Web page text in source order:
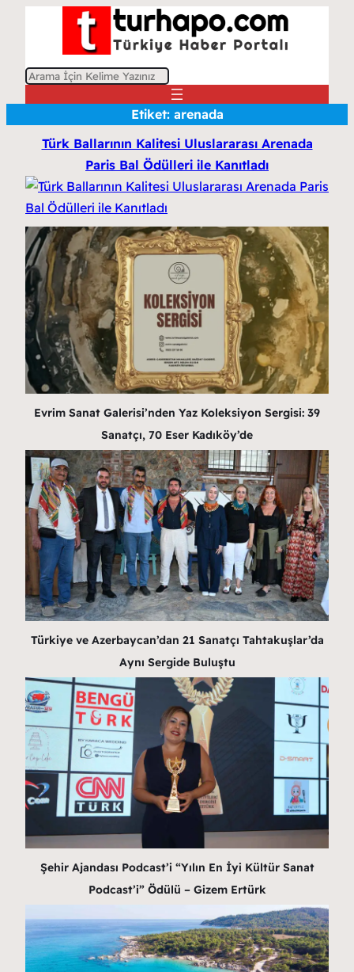
A
Etiket: arenada
Türk Ballarının Kalitesi Uluslararası Arenada
Paris Bal Ödülleri ile Kanıtladı
Evrim Sanat Galerisi’nden Yaz Koleksiyon Sergisi: 39
Sanatçı, 70 Eser Kadıköy’de
Türkiye ve Azerbaycan’dan 21 Sanatçı Tahtakuşlar’da
Aynı Sergide Buluştu
Şehir Ajandası Podcast’i “Yılın En İyi Kültür Sanat
Podcast’i” Ödülü – Gizem Ertürk